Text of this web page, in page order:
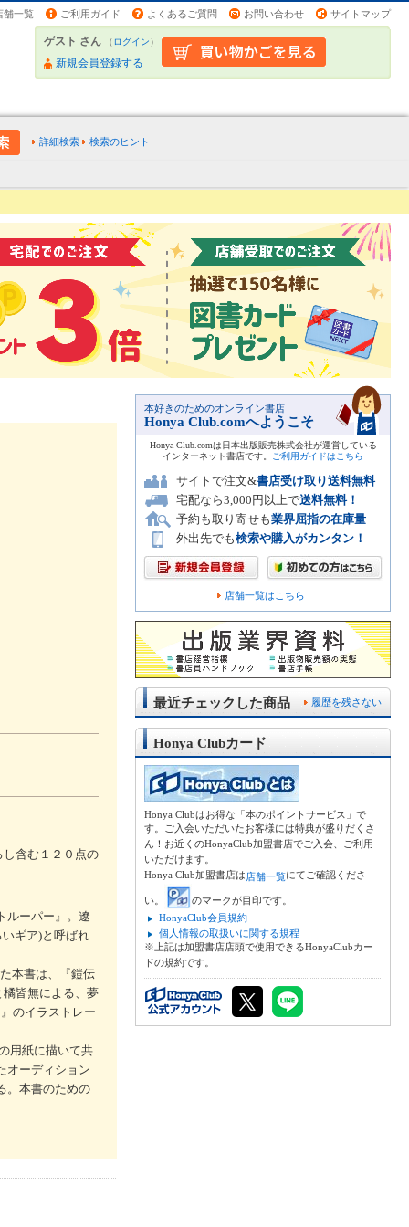
舗一覧 ご利用ガイド よくあるご質問 お問い合わせ サイトマップ
ゲスト さん （ログイン）
新規会員登録する
詳細検索 検索のヒント
含む１２０点の
ルーパー』。遼
ギア)と呼ばれ
本書は、『鎧伝
皆無による、夢
のイラストレー
用紙に描いて共
オーディション
。本書のための
本好きのためのオンライン書店
Honya Club.comへようこそ
Honya Club.comは日本出版販売株式会社が運営している
インターネット書店です。
ご利用ガイドはこちら
サイトで注文&書店受け取り送料無料
宅配なら3,000円以上で送料無料！
予約も取り寄せも業界屈指の在庫量
外出先でも検索や購入がカンタン！
店舗一覧はこちら
履歴を残さない
最近チェックした商品
Honya Clubカード
Honya Clubはお得な「本のポイントサービス」で
す。ご入会いただいたお客様には特典が盛りだくさ
ん！お近くのHonyaClub加盟書店でご入会、ご利用
いただけます。
Honya Club加盟書店は店舗一覧にてご確認くださ
い。
のマークが目印です。
HonyaClub会員規約
個人情報の取扱いに関する規程
※上記は加盟書店店頭で使用できるHonyaClubカー
ドの規約です。